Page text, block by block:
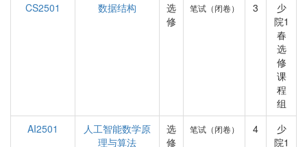
CS2501
数据结构
选
修
笔试（闭卷） 3
少
院1
春
选
修
课
程
组
AI2501
人工智能数学原
理与算法
选
修
笔试（闭卷） 4
少
院1